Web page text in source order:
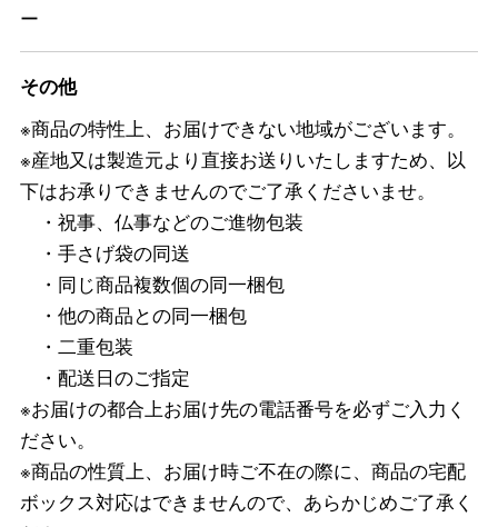
ー
その他
※商品の特性上、お届けできない地域がございます。
※産地又は製造元より直接お送りいたしますため、以
下はお承りできませんのでご了承くださいませ。
・祝事、仏事などのご進物包装
・手さげ袋の同送
・同じ商品複数個の同一梱包
・他の商品との同一梱包
・二重包装
・配送日のご指定
※お届けの都合上お届け先の電話番号を必ずご入力く
ださい。
※商品の性質上、お届け時ご不在の際に、商品の宅配
ボックス対応はできませんので、あらかじめご了承く